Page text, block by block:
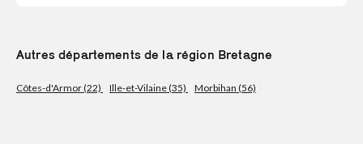
Autres départements de la région Bretagne
Côtes-d'Armor (22) Ille-et-Vilaine (35) Morbihan (56)